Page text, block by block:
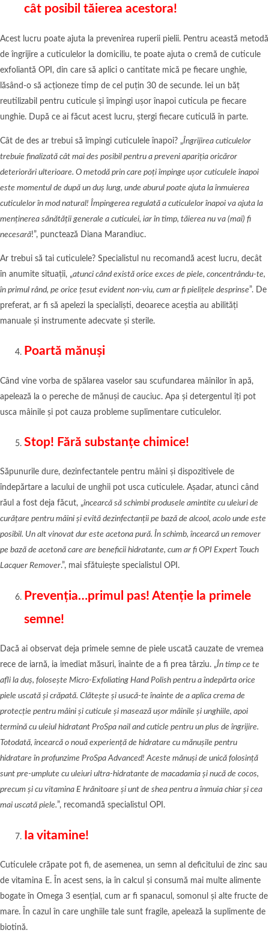
cât posibil tăierea acestora!
Acest lucru poate ajuta la prevenirea ruperii pielii. Pentru această metodă
de îngrijire a cuticulelor la domiciliu, te poate ajuta o cremă de cuticule
exfoliantă OPI, din care să aplici o cantitate mică pe fiecare unghie,
lăsând-o să acționeze timp de cel puțin 30 de secunde. Iei un băț
reutilizabil pentru cuticule și împingi ușor înapoi cuticula pe fiecare
unghie. După ce ai făcut acest lucru, ștergi fiecare cuticulă în parte.
Cât de des ar trebui să împingi cuticulele înapoi? „Îngrijirea cuticulelor
trebuie finalizată cât mai des posibil pentru a preveni apariția oricăror
deteriorări ulterioare. O metodă prin care poți împinge ușor cuticulele înapoi
este momentul de după un duș lung, unde aburul poate ajuta la înmuierea
cuticulelor în mod natural! Împingerea regulată a cuticulelor înapoi va ajuta la
menținerea sănătății generale a cuticulei, iar în timp, tăierea nu va (mai) fi
necesară!”, punctează Diana Marandiuc.
Ar trebui să tai cuticulele? Specialistul nu recomandă acest lucru, decât
în anumite situații, „atunci când există orice exces de piele, concentrându-te,
în primul rând, pe orice țesut evident non-viu, cum ar fi pielițele desprinse”. De
preferat, ar fi să apelezi la specialiști, deoarece aceștia au abilități
manuale și instrumente adecvate și sterile.
Poartă mănuși
Când vine vorba de spălarea vaselor sau scufundarea mâinilor în apă,
apelează la o pereche de mănuși de cauciuc. Apa și detergentul îți pot
usca mâinile și pot cauza probleme suplimentare cuticulelor.
Stop! Fără substanțe chimice!
Săpunurile dure, dezinfectantele pentru mâini și dispozitivele de
îndepărtare a lacului de unghii pot usca cuticulele. Așadar, atunci când
răul a fost deja făcut, „încearcă să schimbi produsele amintite cu uleiuri de
curățare pentru mâini și evită dezinfectanții pe bază de alcool, acolo unde este
posibil. Un alt vinovat dur este acetona pură. În schimb, încearcă un remover
pe bază de acetonă care are beneficii hidratante, cum ar fi OPI Expert Touch
Lacquer Remover.”, mai sfătuiește specialistul OPI.
Prevenția…primul pas! Atenție la primele
semne!
Dacă ai observat deja primele semne de piele uscată cauzate de vremea
rece de iarnă, ia imediat măsuri, înainte de a fi prea târziu. „În timp ce te
afli la duș, folosește Micro-Exfoliating Hand Polish pentru a îndepărta orice
piele uscată și crăpată. Clătește și usucă-te înainte de a aplica crema de
protecție pentru mâini și cuticule și masează ușor mâinile și unghiile, apoi
termină cu uleiul hidratant ProSpa nail and cuticle pentru un plus de îngrijire.
Totodată, încearcă o nouă experiență de hidratare cu mănușile pentru
hidratare în profunzime ProSpa Advanced! Aceste mănuși de unică folosință
sunt pre-umplute cu uleiuri ultra-hidratante de macadamia și nucă de cocos,
precum și cu vitamina E hrănitoare și unt de shea pentru a înmuia chiar și cea
mai uscată piele.”, recomandă specialistul OPI.
Ia vitamine!
Cuticulele crăpate pot fi, de asemenea, un semn al deficitului de zinc sau
de vitamina E. În acest sens, ia în calcul și consumă mai multe alimente
bogate în Omega 3 esențial, cum ar fi spanacul, somonul și alte fructe de
mare. În cazul în care unghiile tale sunt fragile, apelează la suplimente de
biotină.